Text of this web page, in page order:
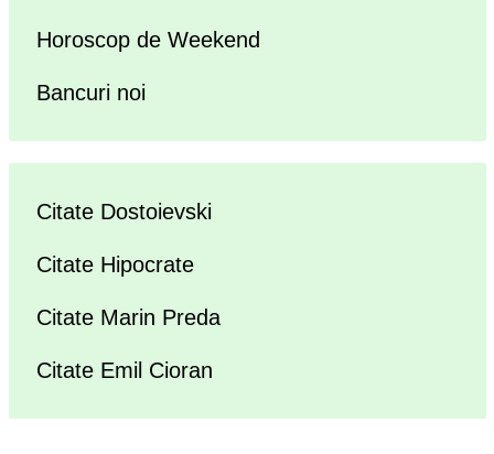
Horoscop de Weekend
Bancuri noi
Citate Dostoievski
Citate Hipocrate
Citate Marin Preda
Citate Emil Cioran